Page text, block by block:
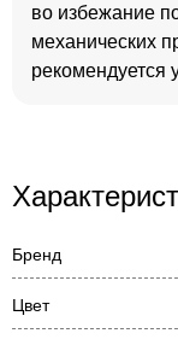
во избежание
механических
рекомендуется
Бренд
Цвет